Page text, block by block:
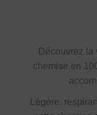
Découvrez la
chemise en
Légère,